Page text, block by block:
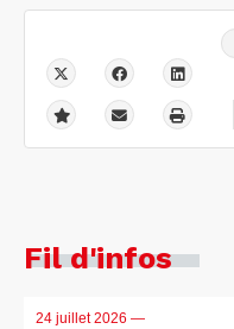
Fil d'infos
24 juillet 2026 —